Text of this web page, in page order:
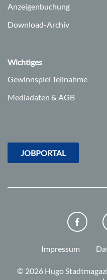
Anzeigenbuchung
Download-Archiv
Wichtiges
Gewinnspiel Teilnahme
Mediadaten & AGB
JOBPORTAL
Impressum
© 2026 Hugo